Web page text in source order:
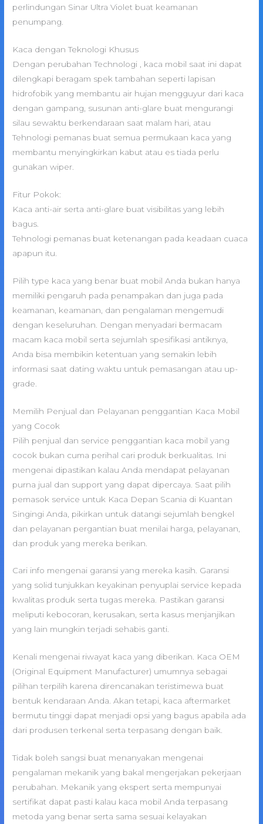
perlindungan Sinar Ultra Violet buat keamanan
penumpang.
Kaca dengan Teknologi Khusus
Dengan perubahan Technologi , kaca mobil saat ini dapat
dilengkapi beragam spek tambahan seperti lapisan
hidrofobik yang membantu air hujan mengguyur dari kaca
dengan gampang, susunan anti-glare buat mengurangi
silau sewaktu berkendaraan saat malam hari, atau
Tehnologi pemanas buat semua permukaan kaca yang
membantu menyingkirkan kabut atau es tiada perlu
gunakan wiper.
Fitur Pokok:
Kaca anti-air serta anti-glare buat visibilitas yang lebih
bagus.
Tehnologi pemanas buat ketenangan pada keadaan cuaca
apapun itu.
Pilih type kaca yang benar buat mobil Anda bukan hanya
memiliki pengaruh pada penampakan dan juga pada
keamanan, keamanan, dan pengalaman mengemudi
dengan keseluruhan. Dengan menyadari bermacam
macam kaca mobil serta sejumlah spesifikasi antiknya,
Anda bisa membikin ketentuan yang semakin lebih
informasi saat dating waktu untuk pemasangan atau up-
grade.
Memilih Penjual dan Pelayanan penggantian Kaca Mobil
yang Cocok
Pilih penjual dan service penggantian kaca mobil yang
cocok bukan cuma perihal cari produk berkualitas. Ini
mengenai dipastikan kalau Anda mendapat pelayanan
purna jual dan support yang dapat dipercaya. Saat pilih
pemasok service untuk Kaca Depan Scania di Kuantan
Singingi Anda, pikirkan untuk datangi sejumlah bengkel
dan pelayanan pergantian buat menilai harga, pelayanan,
dan produk yang mereka berikan.
Cari info mengenai garansi yang mereka kasih. Garansi
yang solid tunjukkan keyakinan penyuplai service kepada
kwalitas produk serta tugas mereka. Pastikan garansi
meliputi kebocoran, kerusakan, serta kasus menjanjikan
yang lain mungkin terjadi sehabis ganti.
Kenali mengenai riwayat kaca yang diberikan. Kaca OEM
(Original Equipment Manufacturer) umumnya sebagai
pilihan terpilih karena direncanakan teristimewa buat
bentuk kendaraan Anda. Akan tetapi, kaca aftermarket
bermutu tinggi dapat menjadi opsi yang bagus apabila ada
dari produsen terkenal serta terpasang dengan baik.
Tidak boleh sangsi buat menanyakan mengenai
pengalaman mekanik yang bakal mengerjakan pekerjaan
perubahan. Mekanik yang ekspert serta mempunyai
sertifikat dapat pasti kalau kaca mobil Anda terpasang
metoda yang benar serta sama sesuai kelayakan